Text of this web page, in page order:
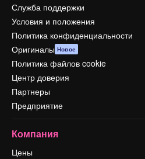
Служба поддержки
Условия и положения
Политика конфиденциальности
Оригиналы Новое
Политика файлов cookie
Центр доверия
Партнеры
Предприятие
Компания
Цены